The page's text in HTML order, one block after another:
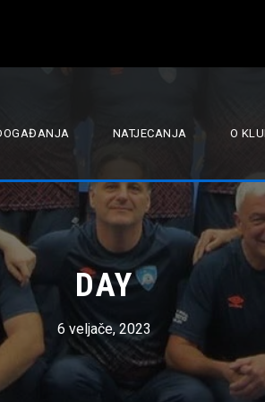
NATJECANJA O
DAY
6 veljače, 2023